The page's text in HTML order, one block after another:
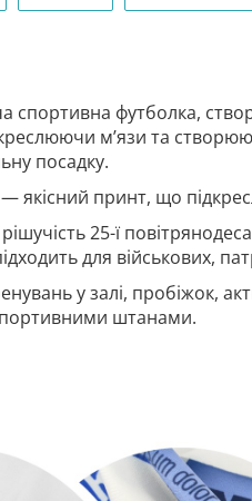
спортивна футболка,
м’язи та
посадку.
якісний принт, що
25-ї
для військових,
у залі, пробіжок,
штанами.